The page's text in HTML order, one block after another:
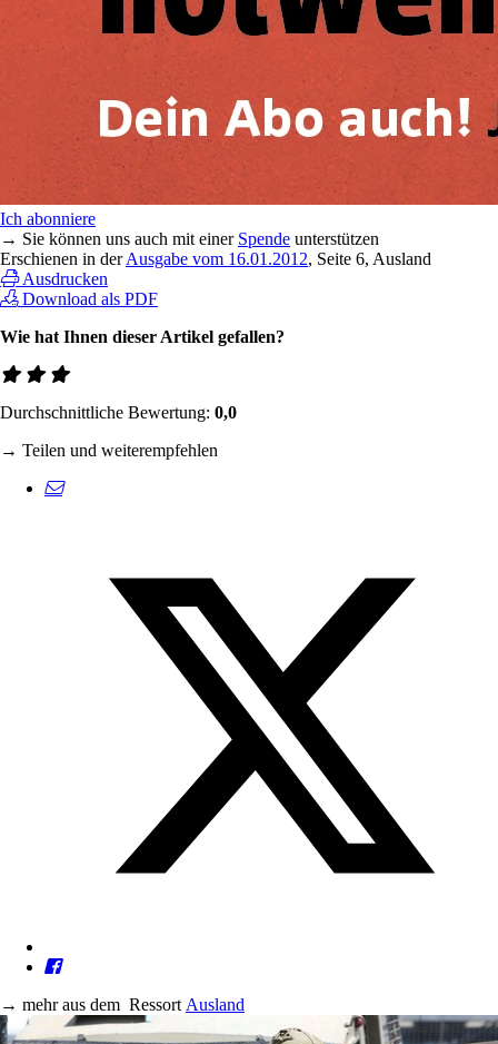
Ich abonniere
→ Sie können uns auch mit einer Spende unterstützen
Erschienen in derAusgabe vom 16.01.2012, Seite 6, Ausland
Ausdrucken
Download als PDF
Wie hat Ihnen dieser Artikel gefallen?
Durchschnittliche Bewertung: 0,0
→ Teilen und weiterempfehlen
→ mehr aus dem Ressort Ausland